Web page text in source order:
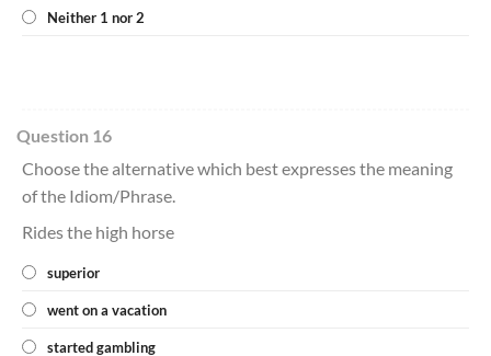
Neither 1 nor 2
Question 16
Choose the alternative which best expresses the meaning
of the Idiom/Phrase.
Rides the high horse
superior
went on a vacation
started gambling